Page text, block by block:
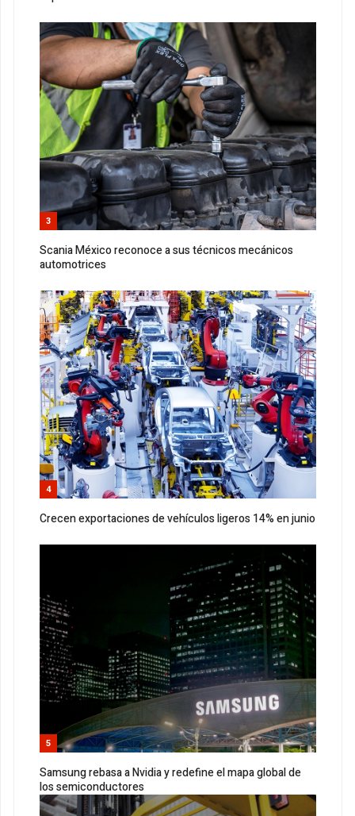
3
Scania México reconoce a sus técnicos mecánicos
automotrices
4
Crecen exportaciones de vehículos ligeros 14% en junio
5
Samsung rebasa a Nvidia y redefine el mapa global de
los semiconductores